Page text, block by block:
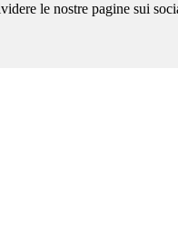
le nostre pagine sui